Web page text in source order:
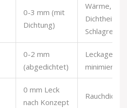
0-3 mm (mit
Dichtung)
Wärme,
Dichtheit,
Schlagregen
0-2 mm
(abgedichtet)
Leckagen
minimieren
0 mm Leck
nach Konzept
Rauchdicht